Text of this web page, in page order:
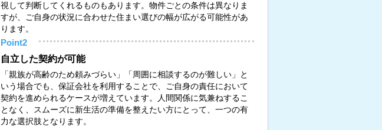
視して判断してくれるものもあります。物件ごとの条件は異なりま
すが、ご自身の状況に合わせた住まい選びの幅が広がる可能性があ
ります。
Point2
自立した契約が可能
「親族が高齢のため頼みづらい」「周囲に相談するのが難しい」と
いう場合でも、保証会社を利用することで、ご自身の責任において
契約を進められるケースが増えています。人間関係に気兼ねするこ
となく、スムーズに新生活の準備を整えたい方にとって、一つの有
力な選択肢となります。